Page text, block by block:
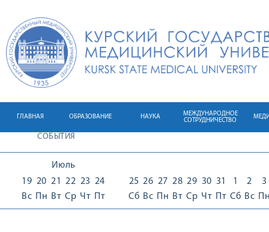
ГЛАВНАЯ ОБРАЗОВАНИЕ НАУКА
МЕЖДУНАРОДНОЕ
СОТРУДНИЧЕСТВО
СОБЫТИЯ
Июль
19
Вс
20
Пн
21
Вт
22
Ср
23
Чт
24
Пт
25
Сб
26
Вс
27
Пн
28
Вт
29
Ср
30
Чт
31
Пт
1
Сб
2
Вс
3